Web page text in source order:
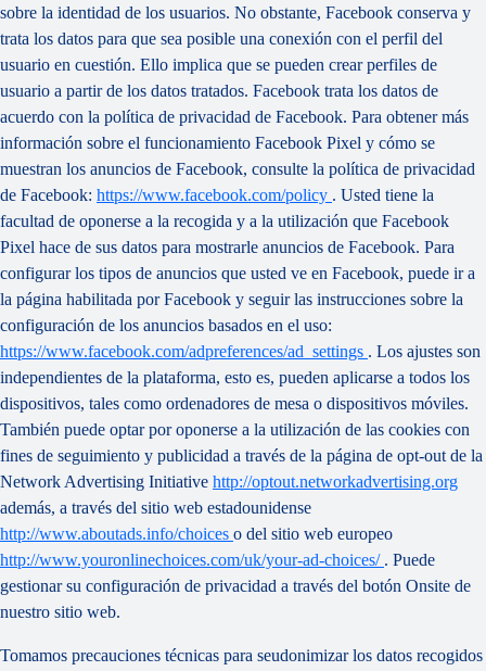
sobre la identidad de los usuarios. No obstante, Facebook conserva y
trata los datos para que sea posible una conexión con el perfil del
usuario en cuestión. Ello implica que se pueden crear perfiles de
usuario a partir de los datos tratados. Facebook trata los datos de
acuerdo con la política de privacidad de Facebook. Para obtener más
información sobre el funcionamiento Facebook Pixel y cómo se
muestran los anuncios de Facebook, consulte la política de privacidad
de Facebook: https://www.facebook.com/policy . Usted tiene la
facultad de oponerse a la recogida y a la utilización que Facebook
Pixel hace de sus datos para mostrarle anuncios de Facebook. Para
configurar los tipos de anuncios que usted ve en Facebook, puede ir a
la página habilitada por Facebook y seguir las instrucciones sobre la
configuración de los anuncios basados en el uso:
https://www.facebook.com/adpreferences/ad_settings . Los ajustes son
independientes de la plataforma, esto es, pueden aplicarse a todos los
dispositivos, tales como ordenadores de mesa o dispositivos móviles.
También puede optar por oponerse a la utilización de las cookies con
fines de seguimiento y publicidad a través de la página de opt-out de la
Network Advertising Initiative http://optout.networkadvertising.org
además, a través del sitio web estadounidense
http://www.aboutads.info/choices o del sitio web europeo
http://www.youronlinechoices.com/uk/your-ad-choices/ . Puede
gestionar su configuración de privacidad a través del botón Onsite de
nuestro sitio web.
Tomamos precauciones técnicas para seudonimizar los datos recogidos